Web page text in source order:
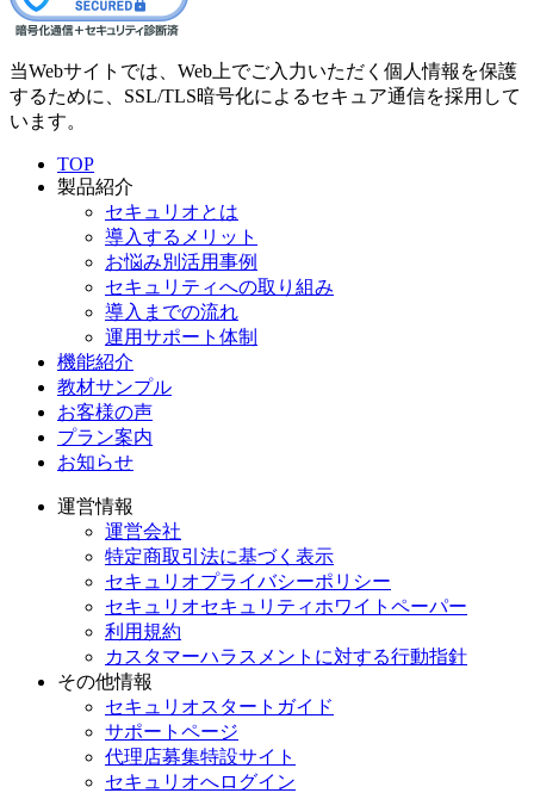
当Webサイトでは、Web上でご入力いただく個人情報を保護
するために、SSL/TLS暗号化によるセキュア通信を採用して
います。
TOP
製品紹介
セキュリオとは
導入するメリット
お悩み別活用事例
セキュリティへの取り組み
導入までの流れ
運用サポート体制
機能紹介
教材サンプル
お客様の声
プラン案内
お知らせ
運営情報
運営会社
特定商取引法に基づく表示
セキュリオプライバシーポリシー
セキュリオセキュリティホワイトペーパー
利用規約
カスタマーハラスメントに対する行動指針
その他情報
セキュリオスタートガイド
サポートページ
代理店募集特設サイト
セキュリオへログイン